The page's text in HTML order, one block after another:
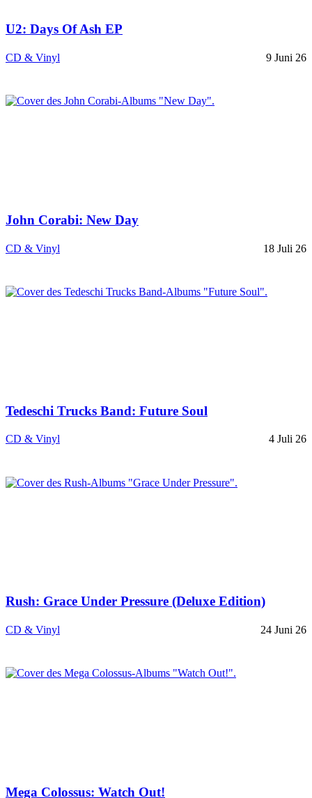
U2: Days Of Ash EP
CD & Vinyl 9 Juni 26
John Corabi: New Day
CD & Vinyl 18 Juli 26
Tedeschi Trucks Band: Future Soul
CD & Vinyl 4 Juli 26
Rush: Grace Under Pressure (Deluxe Edition)
CD & Vinyl 24 Juni 26
Mega Colossus: Watch Out!